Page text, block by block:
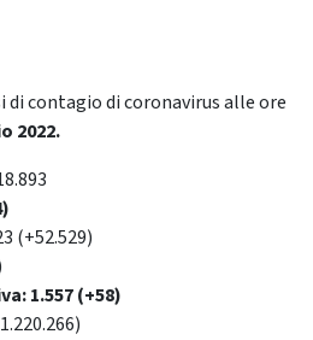
di contagio di coronavirus alle ore
2022.
(+52.529)
1.557 (+58)